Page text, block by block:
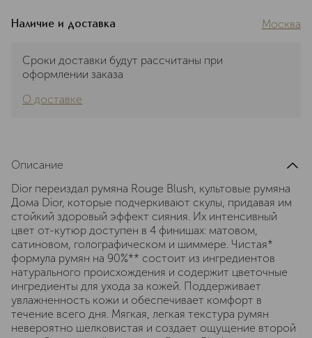
Наличие и доставка Москва
Сроки доставки будут рассчитаны при
оформлении заказа
О доставке
Описание
Dior переиздал румяна Rouge Blush, культовые румяна
Дома Dior, которые подчеркивают скулы, придавая им
стойкий здоровый эффект сияния. Их интенсивный
цвет от-кутюр доступен в 4 финишах: матовом,
сатиновом, голографическом и шиммере. Чистая*
формула румян на 90%** состоит из ингредиентов
натурального происхождения и содержит цветочные
ингредиенты для ухода за кожей. Поддерживает
увлажненность кожи и обеспечивает комфорт в
течение всего дня. Мягкая, легкая текстура румян
невероятно шелковистая и создает ощущение второй